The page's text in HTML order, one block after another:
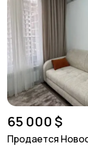
65 000 $
Продается